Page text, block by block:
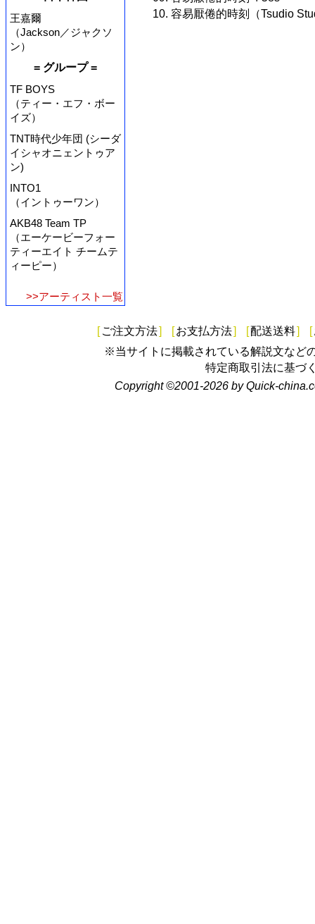
王嘉爾
（Jackson／ジャクソ
ン）
= グループ =
TF BOYS
（ティー・エフ・ボー
イズ）
TNT時代少年団 (シーダ
イシャオニェントゥア
ン)
INTO1
（イントゥーワン）
AKB48 Team TP
（エーケービーフォー
ティーエイト チームテ
ィーピー）
>>アーティスト一覧
10. 容易厭倦的時刻（Tsudio
[ ご注文方法] [お支払方法] [配送送料] [
※当サイトに掲載されている解説文など
特定商取引法に基づ
Copyright ©2001-2026 by Quick-